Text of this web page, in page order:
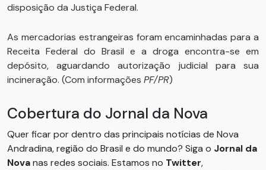
disposição da Justiça Federal.
As mercadorias estrangeiras foram encaminhadas para a
Receita Federal do Brasil e a droga encontra-se em
depósito, aguardando autorização judicial para sua
incineração. (Com informações PF/PR)
Cobertura do Jornal da Nova
Quer ficar por dentro das principais notícias de Nova
Andradina, região do Brasil e do mundo? Siga o Jornal da
Novanas redes sociais. Estamos no Twitter,